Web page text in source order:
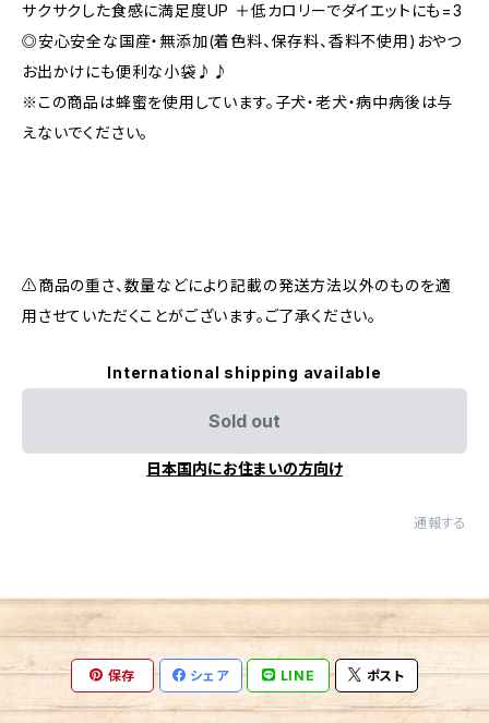
サクサクした食感に満足度UP ＋低カロリーでダイエットにも=3
◎安心安全な国産・無添加(着色料、保存料、香料不使用)おやつ
お出かけにも便利な小袋♪♪
※この商品は蜂蜜を使用しています。子犬・老犬・病中病後は与
えないでください。
⚠️商品の重さ、数量などにより記載の発送方法以外のものを適
用させていただくことがございます。ご了承ください。
International shipping available
Sold out
日本国内にお住まいの方向け
通報する
保存 シェア LINE ポスト